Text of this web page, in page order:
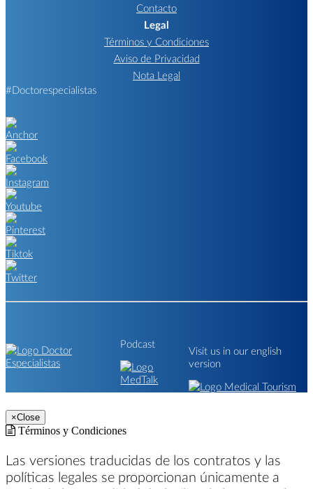
Contacto
Legal
Términos y Condiciones
Aviso de Privacidad
Nota Legal
#Doctorespecialistas
Podcast
Visit us in our english
version
×Close
Términos y Condiciones
Las versiones traducidas de los contratos y las
políticas legales se proporcionan únicamente a